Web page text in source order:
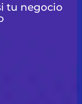
tu negocio